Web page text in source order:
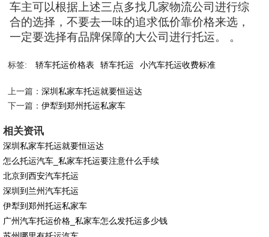
车主可以根据上述三点多找几家物流公司进行综
合的选择，不要去一味的追求低价靠价格来选，
一定要选择有品牌保障的大公司进行托运。 。
标签: 轿车托运价格表 轿车托运 小汽车托运收费标准
上一篇：深圳私家车托运就要恒运达
下一篇：伊犁到郑州托运私家车
相关资讯
深圳私家车托运就要恒运达
怎么托运汽车_私家车托运要注意什么手续
北京到西安汽车托运
深圳到兰州汽车托运
伊犁到郑州托运私家车
广州汽车托运价格_私家车怎么发托运多少钱